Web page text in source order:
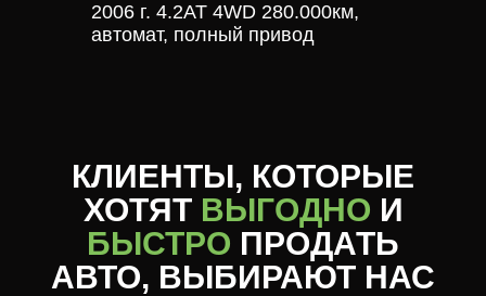
2006 г. 4.2АТ 4WD 280.000км,
автомат, полный привод
КЛИЕНТЫ, КОТОРЫЕ
ХОТЯТ ВЫГОДНО И
БЫСТРО ПРОДАТЬ
АВТО, ВЫБИРАЮТ НАС